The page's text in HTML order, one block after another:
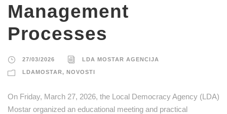
Management
Processes
27/03/2026 LDA MOSTAR AGENCIJA
LDAMOSTAR, NOVOSTI
On Friday, March 27, 2026, the Local Democracy Agency (LDA)
Mostar organized an educational meeting and practical